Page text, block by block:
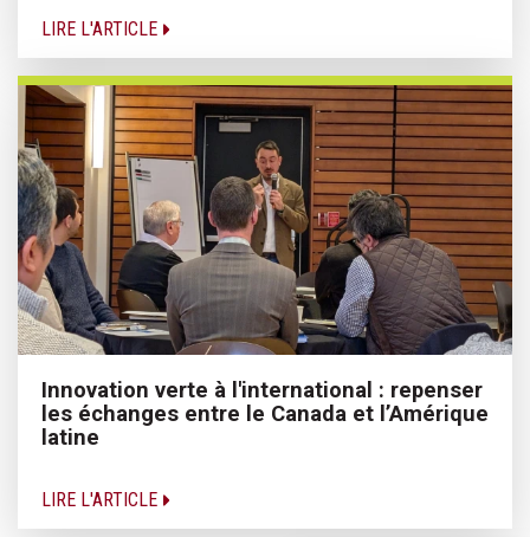
LIRE L'ARTICLE
Innovation verte à l'international : repenser
les échanges entre le Canada et l’Amérique
latine
LIRE L'ARTICLE